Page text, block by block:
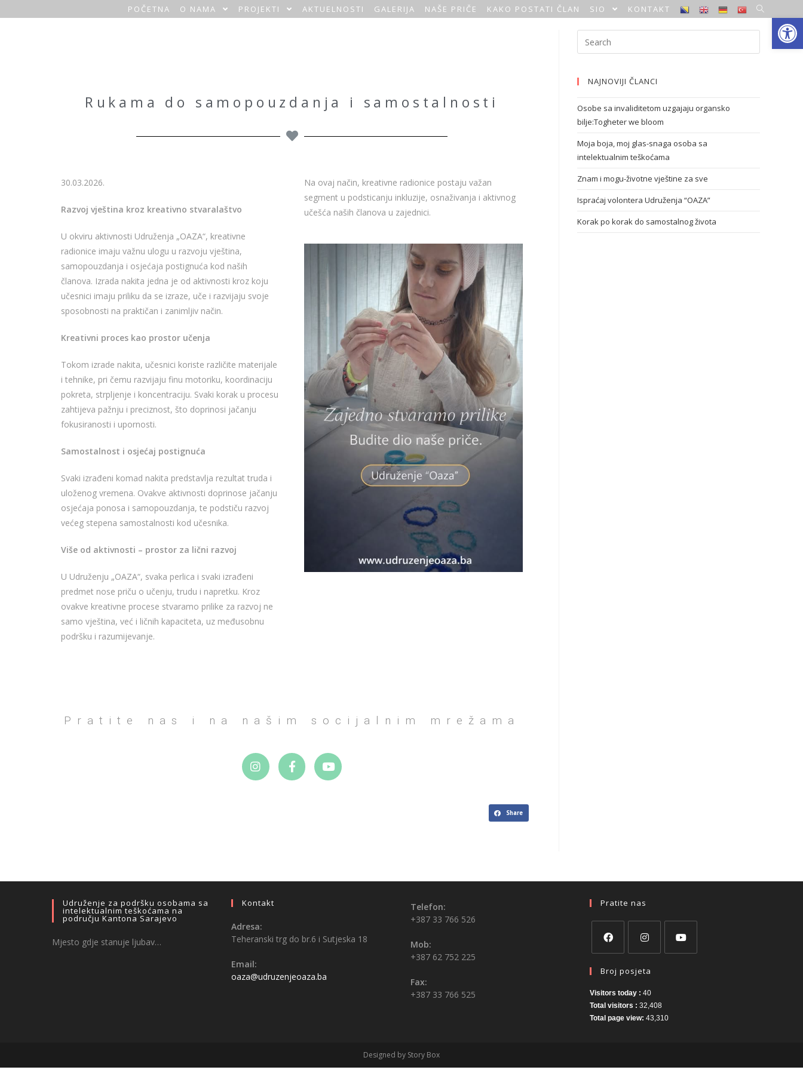
Open toolbar
O
POČETNA O NAMA PROJEKTI AKTUELNOSTI GALERIJA NAŠE PRIČE KAKO POSTATI ČLAN SIO KONTAKT
Rukama do samopouzdanja i samostalnosti
30.03.2026.
Razvoj vještina kroz kreativno stvaralaštvo
U okviru aktivnosti Udruženja „OAZA“, kreativne
radionice imaju važnu ulogu u razvoju vještina,
samopouzdanja i osjećaja postignuća kod naših
članova. Izrada nakita jedna je od aktivnosti kroz koju
učesnici imaju priliku da se izraze, uče i razvijaju svoje
sposobnosti na praktičan i zanimljiv način.
Kreativni proces kao prostor učenja
Tokom izrade nakita, učesnici koriste različite materijale
i tehnike, pri čemu razvijaju finu motoriku, koordinaciju
pokreta, strpljenje i koncentraciju. Svaki korak u procesu
zahtijeva pažnju i preciznost, što doprinosi jačanju
fokusiranosti i upornosti.
Samostalnost i osjećaj postignuća
Svaki izrađeni komad nakita predstavlja rezultat truda i
uloženog vremena. Ovakve aktivnosti doprinose jačanju
osjećaja ponosa i samopouzdanja, te podstiču razvoj
većeg stepena samostalnosti kod učesnika.
Više od aktivnosti – prostor za lični razvoj
U Udruženju „OAZA“, svaka perlica i svaki izrađeni
predmet nose priču o učenju, trudu i napretku. Kroz
ovakve kreativne procese stvaramo prilike za razvoj ne
samo vještina, već i ličnih kapaciteta, uz međusobnu
podršku i razumijevanje.
Na ovaj način, kreativne radionice postaju važan
segment u podsticanju inkluzije, osnaživanja i aktivnog
učešća naših članova u zajednici.
Pratite nas i na našim socijalnim mrežama
Share
NAJNOVIJI ČLANCI
Osobe sa invaliditetom uzgajaju organsko
bilje:Togheter we bloom
Moja boja, moj glas-snaga osoba sa
intelektualnim teškoćama
Znam i mogu-životne vještine za sve
Ispraćaj volontera Udruženja “OAZA”
Korak po korak do samostalnog života
Udruženje za podršku osobama sa
intelektualnim teškoćama na
području Kantona Sarajevo
Mjesto gdje stanuje ljubav…
Kontakt
Adresa:
Teheranski trg do br.6 i Sutjeska 18
Email:
oaza@udruzenjeoaza.ba
Telefon:
+387 33 766 526
Mob:
+387 62 752 225
Fax:
+387 33 766 525
Pratite nas
Broj posjeta
Visitors today : 40
Total visitors : 32,408
Total page view: 43,310
Designed by Story Box